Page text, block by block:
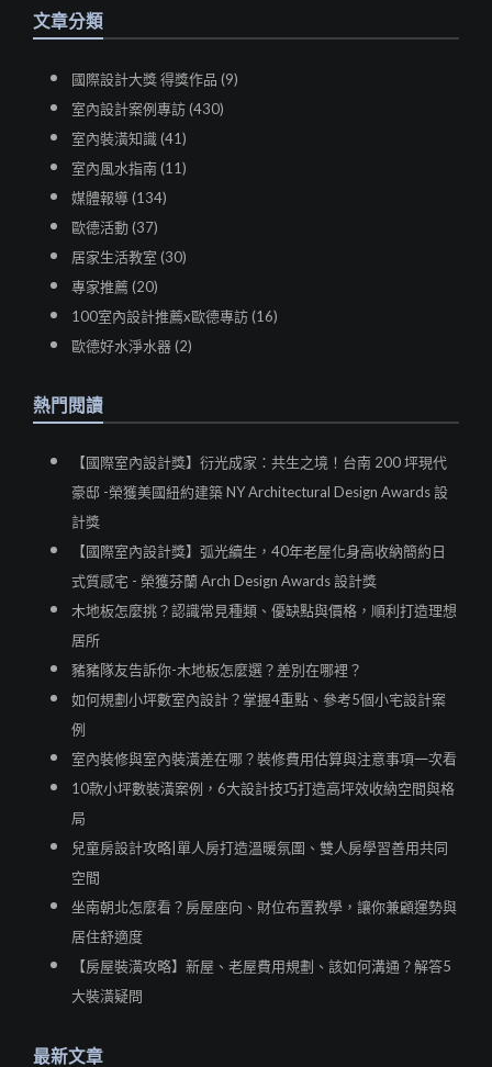
文章分類
國際設計大獎 得獎作品 (9)
室內設計案例專訪 (430)
室內裝潢知識 (41)
室內風水指南 (11)
媒體報導 (134)
歐德活動 (37)
居家生活教室 (30)
專家推薦 (20)
100室內設計推薦x歐德專訪 (16)
歐德好水淨水器 (2)
熱門閱讀
【國際室內設計獎】衍光成家：共生之境！台南 200 坪現代
豪邸 -榮獲美國紐約建築 NY Architectural Design Awards 設
計獎
【國際室內設計獎】弧光續生，40年老屋化身高收納簡約日
式質感宅 - 榮獲芬蘭 Arch Design Awards 設計獎
木地板怎麼挑？認識常見種類、優缺點與價格，順利打造理想
居所
豬豬隊友告訴你-木地板怎麼選？差別在哪裡？
如何規劃小坪數室內設計？掌握4重點、參考5個小宅設計案
例
室內裝修與室內裝潢差在哪？裝修費用估算與注意事項一次看
10款小坪數裝潢案例，6大設計技巧打造高坪效收納空間與格
局
兒童房設計攻略|單人房打造溫暖氛圍、雙人房學習善用共同
空間
坐南朝北怎麼看？房屋座向、財位布置教學，讓你兼顧運勢與
居住舒適度
【房屋裝潢攻略】新屋、老屋費用規劃、該如何溝通？解答5
大裝潢疑問
最新文章